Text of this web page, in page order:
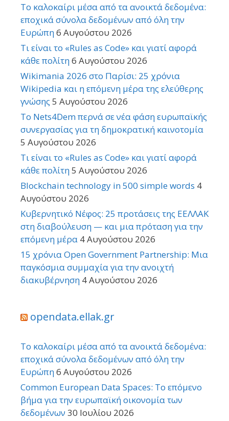
Το καλοκαίρι μέσα από τα ανοικτά δεδομένα:
εποχικά σύνολα δεδομένων από όλη την
Ευρώπη6 Αυγούστου 2026
Τι είναι το «Rules as Code» και γιατί αφορά
κάθε πολίτη6 Αυγούστου 2026
Wikimania 2026 στο Παρίσι: 25 χρόνια
Wikipedia και η επόμενη μέρα της ελεύθερης
γνώσης 5 Αυγούστου 2026
Το Nets4Dem περνά σε νέα φάση ευρωπαϊκής
συνεργασίας για τη δημοκρατική καινοτομία
5 Αυγούστου 2026
Τι είναι το «Rules as Code» και γιατί αφορά
κάθε πολίτη5 Αυγούστου 2026
Blockchain technology in 500 simple words 4
Αυγούστου 2026
Κυβερνητικό Νέφος: 25 προτάσεις της ΕΕΛΛΑΚ
στη διαβούλευση — και μια πρόταση για την
επόμενη μέρα 4 Αυγούστου 2026
15 χρόνια Open Government Partnership: Μια
παγκόσμια συμμαχία για την ανοιχτή
διακυβέρνηση 4 Αυγούστου 2026
opendata.ellak.gr
Το καλοκαίρι μέσα από τα ανοικτά δεδομένα:
εποχικά σύνολα δεδομένων από όλη την
Ευρώπη6 Αυγούστου 2026
Common European Data Spaces: Το επόμενο
βήμα για την ευρωπαϊκή οικονομία των
δεδομένων 30 Ιουλίου 2026